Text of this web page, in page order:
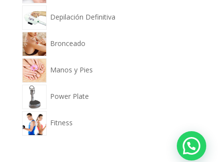
Depilación Definitiva
Bronceado
Manos y Pies
Power Plate
Fitness